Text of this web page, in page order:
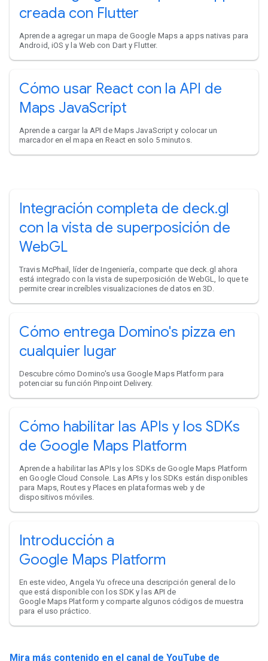
creada con Flutter
Aprende a agregar un mapa de Google Maps a apps nativas para
Android, iOS y la Web con Dart y Flutter.
Cómo usar React con la API de
Maps JavaScript
Aprende a cargar la API de Maps JavaScript y colocar un
marcador en el mapa en React en solo 5 minutos.
Integración completa de deck.gl
con la vista de superposición de
WebGL
Travis McPhail, líder de Ingeniería, comparte que deck.gl ahora
está integrado con la vista de superposición de WebGL, lo que te
permite crear increíbles visualizaciones de datos en 3D.
Cómo entrega Domino's pizza en
cualquier lugar
Descubre cómo Domino's usa Google Maps Platform para
potenciar su función Pinpoint Delivery.
Cómo habilitar las APIs y los SDKs
de Google Maps Platform
Aprende a habilitar las APIs y los SDKs de Google Maps Platform
en Google Cloud Console. Las APIs y los SDKs están disponibles
para Maps, Routes y Places en plataformas web y de
dispositivos móviles.
Introducción a
Google Maps Platform
En este video, Angela Yu ofrece una descripción general de lo
que está disponible con los SDK y las API de
Google Maps Platform y comparte algunos códigos de muestra
para el uso práctico.
Mira más contenido en el canal de YouTube de